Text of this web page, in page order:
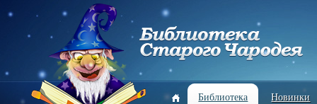
Библиотека Новинки